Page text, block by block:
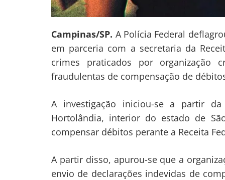
Campinas/SP. A Polícia Federal
em parceria com a secretaria da
crimes praticados por organização
fraudulentas de compensação de
A investigação iniciou-se a partir
Hortolândia, interior do estado de
compensar débitos perante a Receita
A partir disso, apurou-se que a
envio de declarações indevidas de
Navegação